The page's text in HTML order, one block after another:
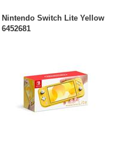
Nintendo Switch Lite Yellow
6452681